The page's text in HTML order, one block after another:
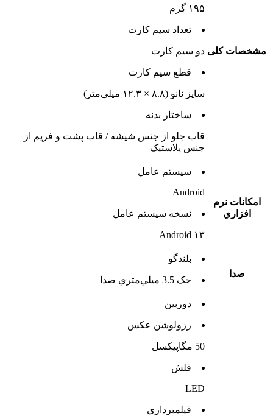
مشخصات کلی
۱۹۵ گرم
تعداد سيم کارت
دو سيم کارت
قطع سيم کارت
سایز نانو (۸.۸ × ۱۲.۳ میلی‌متر)
ساختار بدنه
قاب جلو از جنس شیشه / قاب پشت و فریم از
جنس پلاستیک
امکانات نرم
افزاري
سيستم عامل
Android
نسخه سيستم عامل
Android ۱۳
صدا
بلندگو
جک 3.5 ميلي‌متري صدا
دوربين
رزولوشن عکس
50 مگاپیکسل
فلش
LED
فيلمبرداري